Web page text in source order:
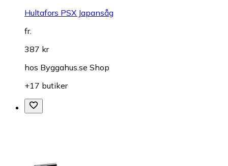
Hultafors PSX Japansåg
fr.
387 kr
hos Byggahus.se Shop
+17 butiker